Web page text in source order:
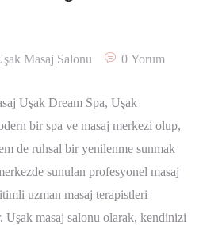
Masaj Salonu 0 Yorum
Uşak Dream Spa, Uşak
bir spa ve masaj merkezi olup,
de ruhsal bir yenilenme sunmak
sunulan profesyonel masaj
uzman masaj terapistleri
Uşak masaj salonu olarak, kendinizi